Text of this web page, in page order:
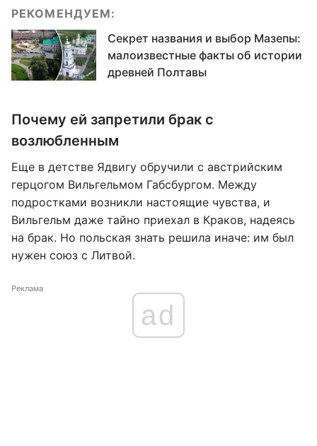
РЕКОМЕНДУЕМ:
Секрет названия и выбор Мазепы:
малоизвестные факты об истории
древней Полтавы
Почему ей запретили брак с
возлюбленным
Еще в детстве Ядвигу обручили с австрийским
герцогом Вильгельмом Габсбургом. Между
подростками возникли настоящие чувства, и
Вильгельм даже тайно приехал в Краков, надеясь
на брак. Но польская знать решила иначе: им был
нужен союз с Литвой.
Реклама
ad